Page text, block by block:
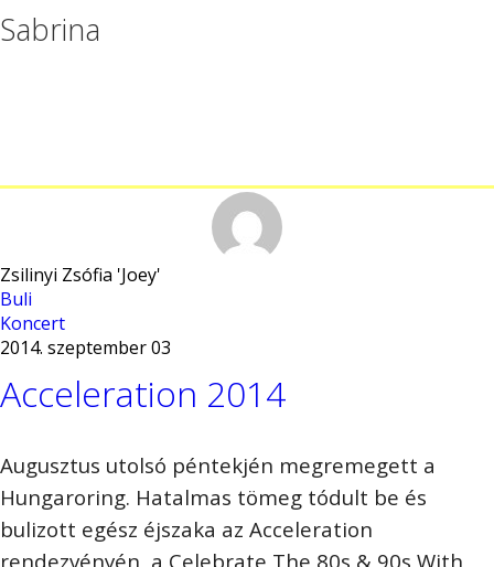
Sabrina
Zsilinyi Zsófia 'Joey'
Buli
Koncert
2014. szeptember 03
Acceleration 2014
Augusztus utolsó péntekjén megremegett a
Hungaroring. Hatalmas tömeg tódult be és
bulizott egész éjszaka az Acceleration
rendezvényén, a Celebrate The 80s & 90s With